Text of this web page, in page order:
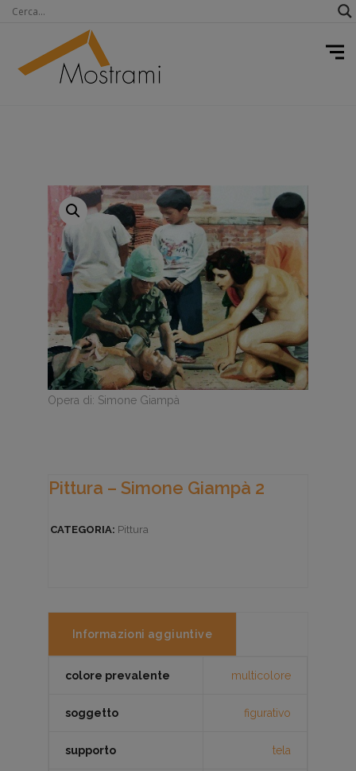
Opera di: Simone Giampà
Pittura – Simone Giampà 2
CATEGORIA: Pittura
Informazioni aggiuntive
colore prevalente multicolore
soggetto figurativo
supporto tela